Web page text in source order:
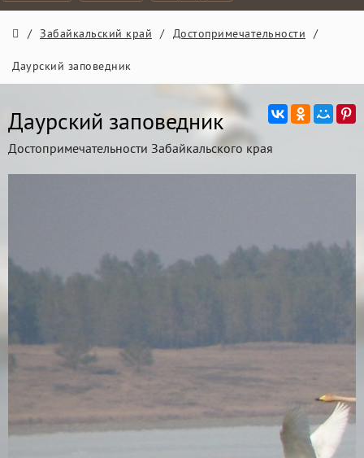
/ Забайкальский край / Достопримечательности /
Даурский заповедник
Даурский заповедник
Достопримечательности Забайкальского края